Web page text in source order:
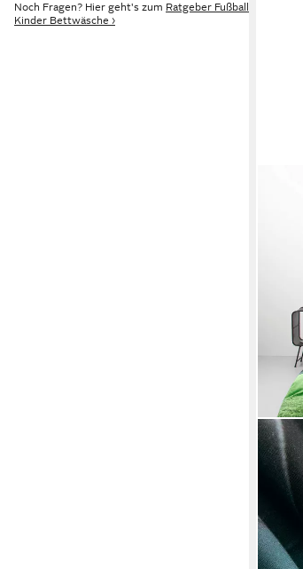
Noch Fragen? Hier geht's zum Ratgeber Fußball
Kinder Bettwäsche ›